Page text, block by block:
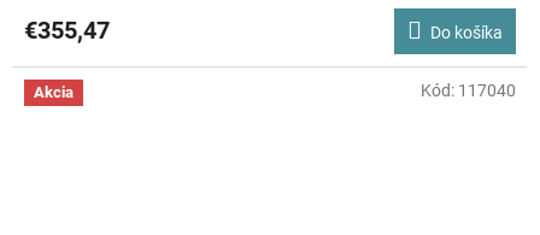
€355,47 Do košíka
Akcia Kód: 117040